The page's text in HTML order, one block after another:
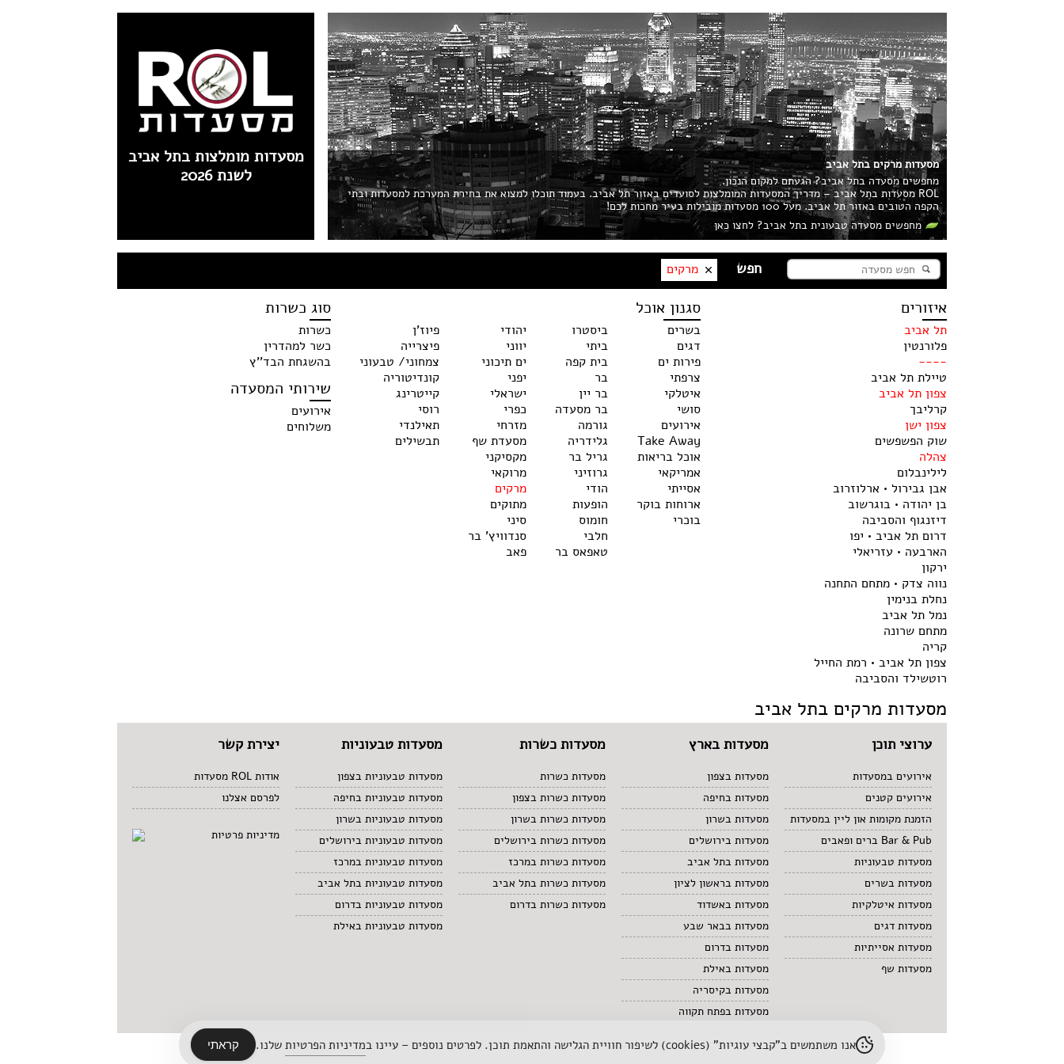
מסעדות מומלצות בתל אביב
לשנת 2026
מסעדות מרקים בתל אביב
מחפשים מסעדה בתל אביב? הגעתם למקום הנכון.
ROL מסעדות בתל אביב – מדריך המסעדות המומלצות לסועדים באזור תל אביב. בעמוד תוכלו למצוא את בחירת המערכת למסעדות ובתי
הקפה הטובים באזור תל אביב. מעל 100 מסעדות מובילות בעיר מחכות לכם!
מחפשים מסעדה טבעונית בתל אביב? לחצו כאן
מרקים
איזורים
תל אביב
פלורנטין
----
טיילת תל אביב
צפון תל אביב
קרליבך
צפון ישן
שוק הפשפשים
צהלה
לילינבלום
אבן גבירול • ארלוזרוב
בן יהודה • בוגרשוב
דיזנגוף והסביבה
דרום תל אביב • יפו
הארבעה • עזריאלי
ירקון
נווה צדק • מתחם התחנה
נחלת בנימין
נמל תל אביב
מתחם שרונה
קריה
צפון תל אביב • רמת החייל
רוטשילד והסביבה
סגנון אוכל
בשרים
דגים
פירות ים
צרפתי
איטלקי
סושי
אירועים
Take Away
אוכל בריאות
אמריקאי
אסייתי
ארוחות בוקר
בוכרי
ביסטרו
ביתי
בית קפה
בר
בר יין
בר מסעדה
גורמה
גלידריה
גריל בר
גרוזיני
הודי
הופעות
חומוס
חלבי
טאפאס בר
יהודי
יווני
ים תיכוני
יפני
ישראלי
כפרי
מזרחי
מסעדת שף
מקסיקני
מרוקאי
מרקים
מתוקים
סיני
סנדוויץ' בר
פאב
פיוז'ן
פיצרייה
צמחוני/ טבעוני
קונדיטוריה
קייטרינג
רוסי
תאילנדי
תבשילים
סוג כשרות
כשרות
כשר למהדרין
בהשגחת הבד''ץ
שירותי המסעדה
אירועים
משלוחים
מסעדות מרקים בתל אביב
ערוצי תוכן
אירועים במסעדות
אירועים קטנים
הזמנת מקומות און ליין במסעדות
Bar & Pub ברים ופאבים
מסעדות טבעוניות
מסעדות בשרים
מסעדות איטלקיות
מסעדות דגים
מסעדות אסייתיות
מסעדות שף
מסעדות בארץ
מסעדות בצפון
מסעדות בחיפה
מסעדות בשרון
מסעדות בירושלים
מסעדות בתל אביב
מסעדות בראשון לציון
מסעדות באשדוד
מסעדות בבאר שבע
מסעדות בדרום
מסעדות באילת
מסעדות בקיסריה
מסעדות בפתח תקווה
מסעדות כשרות
מסעדות כשרות
מסעדות כשרות בצפון
מסעדות כשרות בשרון
מסעדות כשרות בירושלים
מסעדות כשרות במרכז
מסעדות כשרות בתל אביב
מסעדות כשרות בדרום
מסעדות טבעוניות
מסעדות טבעוניות בצפון
מסעדות טבעוניות בחיפה
מסעדות טבעוניות בשרון
מסעדות טבעוניות בירושלים
מסעדות טבעוניות במרכז
מסעדות טבעוניות בתל אביב
מסעדות טבעוניות בדרום
מסעדות טבעוניות באילת
יצירת קשר
אודות ROL מסעדות
לפרסם אצלנו
מדיניות פרטיות
אנו משתמשים ב"קבצי עוגיות" (cookies) לשיפור חוויית הגלישה והתאמת תוכן. לפרטים נוספים – עיינו ב מדיניות הפרטיות שלנו. קראתי